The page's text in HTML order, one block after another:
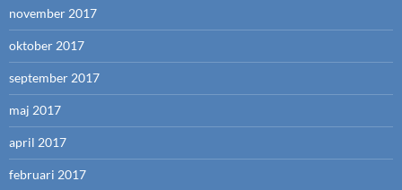
november 2017
oktober 2017
september 2017
maj 2017
april 2017
februari 2017